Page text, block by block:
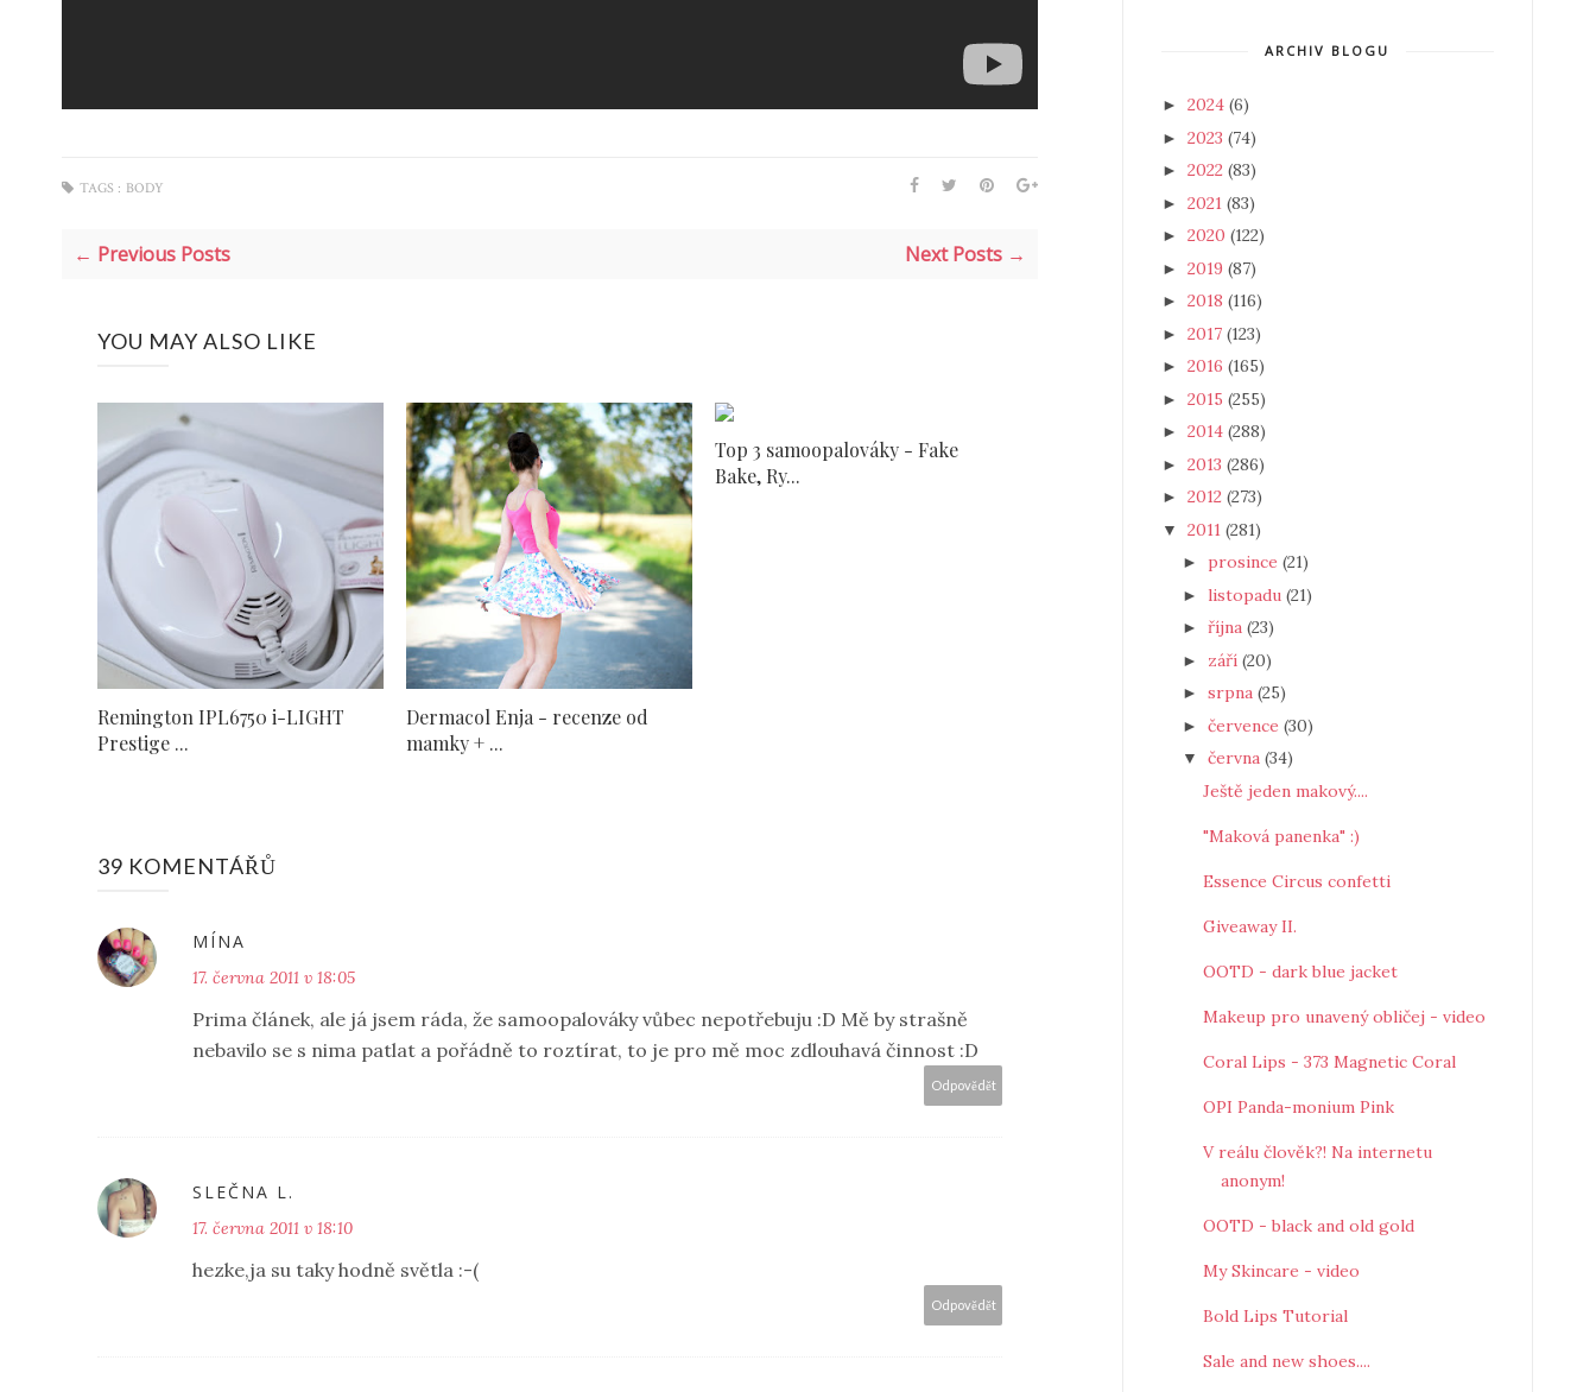
TAGS : BODY
← Previous Posts Next Posts →
YOU MAY ALSO LIKE
Remington IPL6750 i-LIGHT
Prestige ...
Dermacol Enja - recenze od
mamky + ...
Top 3 samoopalováky - Fake
Bake, Ry...
39 KOMENTÁŘŮ
MÍNA
17. června 2011 v 18:05
Prima článek, ale já jsem ráda, že samoopalováky vůbec nepotřebuju :D Mě by strašně
nebavilo se s nima patlat a pořádně to roztírat, to je pro mě moc zdlouhavá činnost :D
Odpovědět
SLEČNA L.
17. června 2011 v 18:10
hezke,ja su taky hodně světla :-(
Odpovědět
ARCHIV BLOGU
► 2024 (6)
► 2023 (74)
► 2022 (83)
► 2021 (83)
► 2020 (122)
► 2019 (87)
► 2018 (116)
► 2017 (123)
► 2016 (165)
► 2015 (255)
► 2014 (288)
► 2013 (286)
► 2012 (273)
▼ 2011 (281)
► prosince (21)
► listopadu (21)
► října (23)
► září (20)
► srpna (25)
► července (30)
▼ června (34)
Ještě jeden makový....
"Maková panenka" :)
Essence Circus confetti
Giveaway II.
OOTD - dark blue jacket
Makeup pro unavený obličej - video
Coral Lips - 373 Magnetic Coral
OPI Panda-monium Pink
V reálu člověk?! Na internetu
anonym!
OOTD - black and old gold
My Skincare - video
Bold Lips Tutorial
Sale and new shoes....